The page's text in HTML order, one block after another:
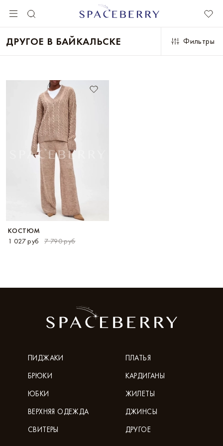
ДРУГОЕ В БАЙКАЛЬСКЕ Фильтры
КОСТЮМ
1 027 руб
7 790 руб
ПИДЖАКИ
БРЮКИ
ЮБКИ
ВЕРХНЯЯ ОДЕЖДА
СВИТЕРЫ
ПЛАТЬЯ
КАРДИГАНЫ
ЖИЛЕТЫ
ДЖИНСЫ
ДРУГОЕ